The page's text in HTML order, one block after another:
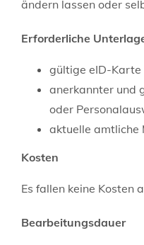
ändern lassen oder
Erforderliche
gültige eID-Karte
anerkannter und
oder
aktuelle amtliche
Kosten
Es fallen keine Kosten
Bearbeitungsdauer